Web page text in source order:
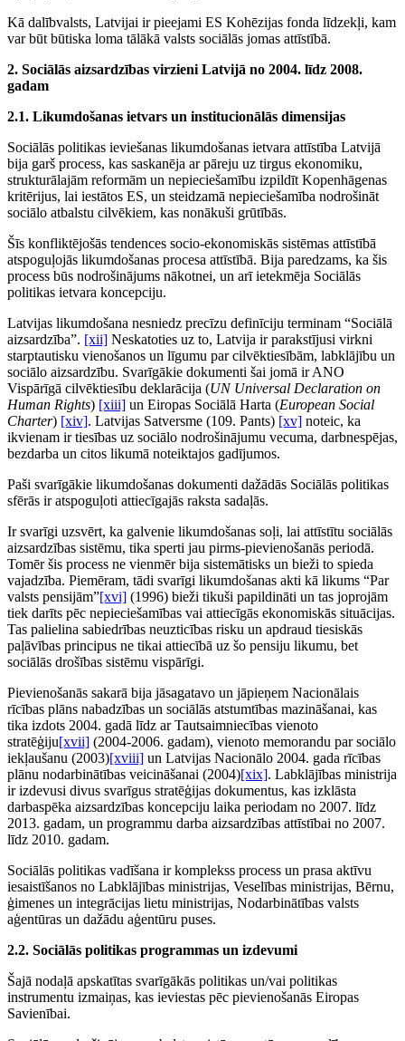
Kā dalībvalsts, Latvijai ir pieejami ES Kohēzijas fonda līdzekļi, kam
var būt būtiska loma tālākā valsts sociālās jomas attīstībā.
2. Sociālās aizsardzības virzieni Latvijā no 2004. līdz 2008.
gadam
2.1. Likumdošanas ietvars un institucionālās dimensijas
Sociālās politikas ieviešanas likumdošanas ietvara attīstība Latvijā
bija garš process, kas saskanēja ar pāreju uz tirgus ekonomiku,
strukturālajām reformām un nepieciešamību izpildīt Kopenhāgenas
kritērijus, lai iestātos ES, un steidzamā nepieciešamība nodrošināt
sociālo atbalstu cilvēkiem, kas nonākuši grūtībās.
Šīs konfliktējošās tendences socio-ekonomiskās sistēmas attīstībā
atspoguļojās likumdošanas procesa attīstībā. Bija paredzams, ka šis
process būs nodrošinājums nākotnei, un arī ietekmēja Sociālās
politikas ietvara koncepciju.
Latvijas likumdošana nesniedz precīzu definīciju terminam “Sociālā
aizsardzība”. [xii] Neskatoties uz to, Latvija ir parakstījusi virkni
starptautisku vienošanos un līgumu par cilvēktiesībām, labklājību un
sociālo aizsardzību. Svarīgākie dokumenti šai jomā ir ANO
Vispārīgā cilvēktiesību deklarācija (UN Universal Declaration on
Human Rights) [xiii] un Eiropas Sociālā Harta (European Social
Charter) [xiv]. Latvijas Satversme (109. Pants) [xv] noteic, ka
ikvienam ir tiesības uz sociālo nodrošinājumu vecuma, darbnespējas,
bezdarba un citos likumā noteiktajos gadījumos.
Paši svarīgākie likumdošanas dokumenti dažādās Sociālās politikas
sfērās ir atspoguļoti attiecīgajās raksta sadaļās.
Ir svarīgi uzsvērt, ka galvenie likumdošanas soļi, lai attīstītu sociālās
aizsardzības sistēmu, tika sperti jau pirms-pievienošanās periodā.
Tomēr šis process ne vienmēr bija sistemātisks un bieži to spieda
vajadzība. Piemēram, tādi svarīgi likumdošanas akti kā likums “Par
valsts pensijām”[xvi] (1996) bieži tikuši papildināti un tas joprojām
tiek darīts pēc nepieciešamības vai attiecīgās ekonomiskās situācijas.
Tas palielina sabiedrības neuzticības risku un apdraud tiesiskās
paļāvības principus ne tikai attiecībā uz šo pensiju likumu, bet
sociālās drošības sistēmu vispārīgi.
Pievienošanās sakarā bija jāsagatavo un jāpieņem Nacionālais
rīcības plāns nabadzības un sociālās atstumtības mazināšanai, kas
tika izdots 2004. gadā līdz ar Tautsaimniecības vienoto
stratēģiju[xvii] (2004-2006. gadam), vienoto memorandu par sociālo
iekļaušanu (2003)[xviii] un Latvijas Nacionālo 2004. gada rīcības
plānu nodarbinātības veicināšanai (2004)[xix]. Labklājības ministrija
ir izdevusi divus svarīgus stratēģijas dokumentus, kas izklāsta
darbaspēka aizsardzības koncepciju laika periodam no 2007. līdz
2013. gadam, un programmu darba aizsardzības attīstībai no 2007.
līdz 2010. gadam.
Sociālās politikas vadīšana ir komplekss process un prasa aktīvu
iesaistīšanos no Labklājības ministrijas, Veselības ministrijas, Bērnu,
ģimenes un integrācijas lietu ministrijas, Nodarbinātības valsts
aģentūras un dažādu aģentūru puses.
2.2. Sociālās politikas programmas un izdevumi
Šajā nodaļā apskatītas svarīgākās politikas un/vai politikas
instrumentu izmaiņas, kas ieviestas pēc pievienošanās Eiropas
Savienībai.